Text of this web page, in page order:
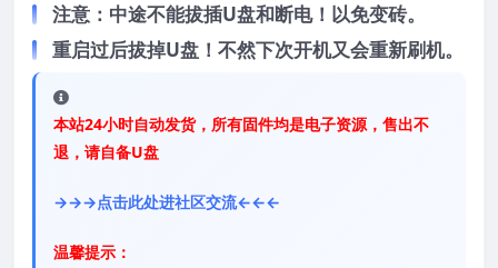
注意：中途不能拔插U盘和断电！以免变砖。
重启过后拔掉U盘！不然下次开机又会重新刷机。
本站24小时自动发货，所有固件均是电子资源，售出不
退，请自备U盘
→→→点击此处进社区交流←←←
温馨提示：